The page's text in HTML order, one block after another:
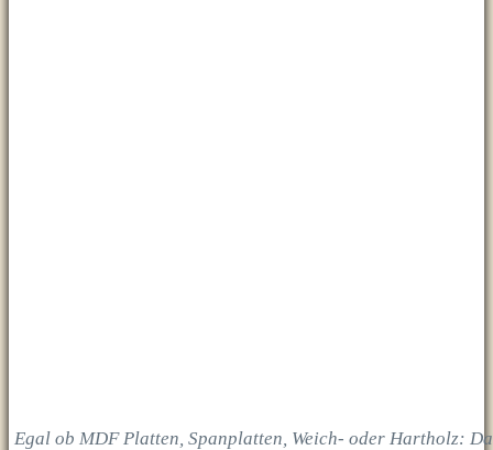
Egal ob MDF Platten, Spanplatten, Weich- oder Hartholz: